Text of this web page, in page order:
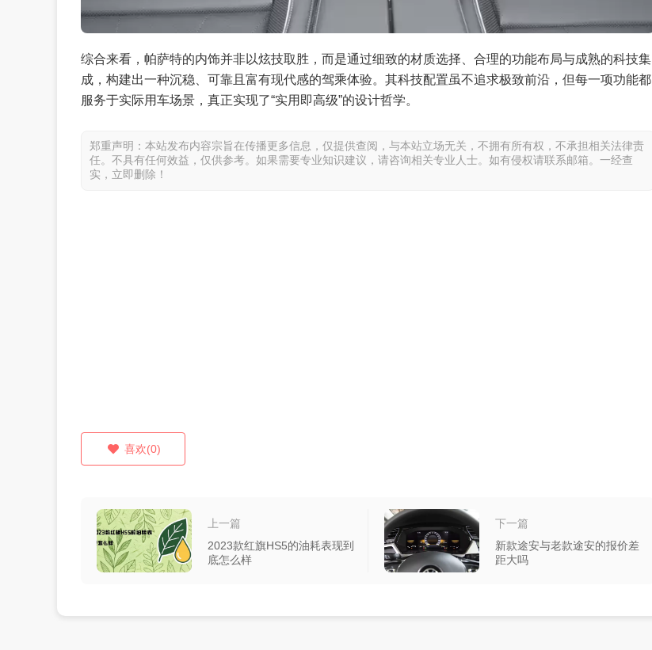
综合来看，帕萨特的内饰并非以炫技取胜，而是通过细致的材质选择、合理的功能布局与成熟的科技集
成，构建出一种沉稳、可靠且富有现代感的驾乘体验。其科技配置虽不追求极致前沿，但每一项功能都
服务于实际用车场景，真正实现了“实用即高级”的设计哲学。
郑重声明：本站发布内容宗旨在传播更多信息，仅提供查阅，与本站立场无关，不拥有所有权，不承担相关法律责
任。不具有任何效益，仅供参考。如果需要专业知识建议，请咨询相关专业人士。如有侵权请联系邮箱。一经查
实，立即删除！
喜欢(0)
上一篇
2023款红旗HS5的油耗表现到
底怎么样
下一篇
新款途安与老款途安的报价差
距大吗